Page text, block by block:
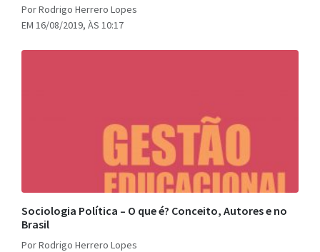
Por Rodrigo Herrero Lopes
EM 16/08/2019, ÀS 10:17
Sociologia Política – O que é? Conceito, Autores e no
Brasil
Por Rodrigo Herrero Lopes